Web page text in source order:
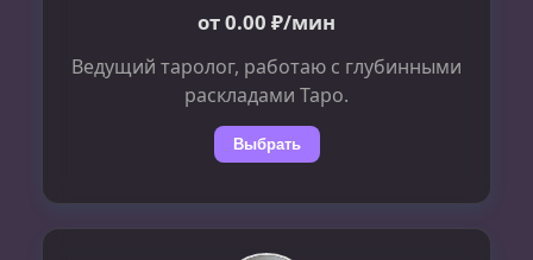
от 0.00 ₽/мин
Ведущий таролог, работаю с глубинными
раскладами Таро.
Выбрать